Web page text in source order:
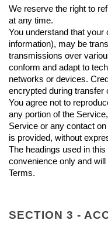
We reserve the right to
at any time.
You understand that your
information), may be
transmissions over
conform and adapt to
networks or devices.
encrypted during transfer
You agree not to
any portion of the
Service or any contact
is provided, without
The headings used in
convenience only and
Terms.
SECTION 3 -